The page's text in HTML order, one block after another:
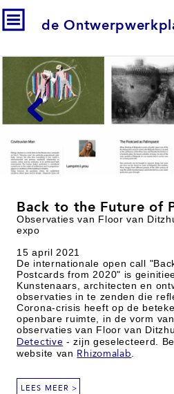
de
Back to the Future of
Observaties van Floor van
expo
15 april 2021
De internationale open call
Postcards from 2020" is
Kunstenaars, architecten en
observaties in te zenden die
Corona-crisis heeft op de
openbare ruimte, in de vorm
observaties van Floor van
Detective - zijn geselecteerd.
website van Rhizomalab.
LEES MEER >